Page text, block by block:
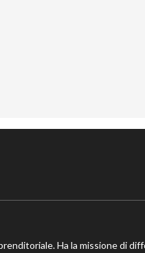
Ha la missione di